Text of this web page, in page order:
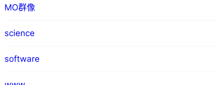
MO群像
science
software